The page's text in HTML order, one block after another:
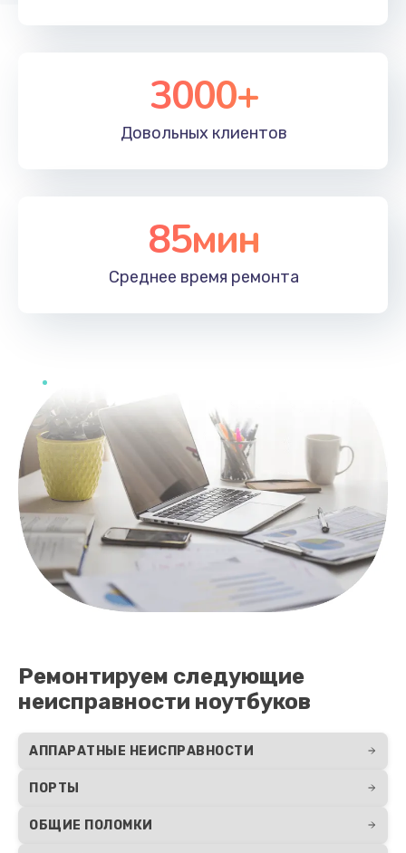
3000+
Довольных клиентов
85мин
Среднее время ремонта
Ремонтируем следующие
неисправности ноутбуков
АППАРАТНЫЕ НЕИСПРАВНОСТИ
ПОРТЫ
ОБЩИЕ ПОЛОМКИ